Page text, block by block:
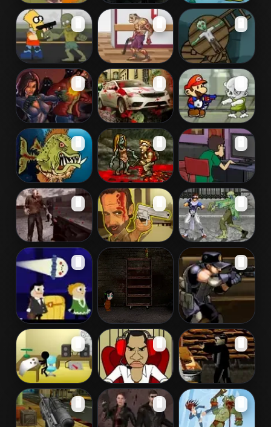
Happy Wheels Zombogrinder
2 Revenge
Feed Us 5
The Simpsons
Town Defense
Zombie Warrior
Man
Impale
Tequila
Zombies 2
Zombie Drive Mario Zombie
Rampage
Feed Us Metal Slug
Zombie
Revenge
Killing
Substance
Biozombie
Shooter
The Walkin'
Dead
Through The
Wars 1.0
Haunt The
House
Free Icecream Undead End 2
Causality
Halloween
Horror!
Obama in the
Dark
Gangnam Style
Walking Dead